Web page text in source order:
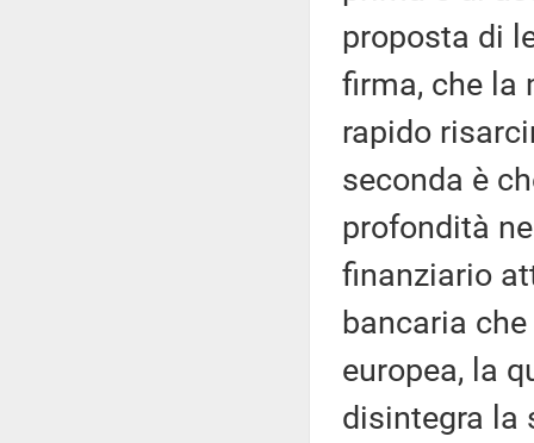
proposta di
firma, che la
rapido
seconda è
profondità
finanziario
bancaria
europea, la
disintegra la